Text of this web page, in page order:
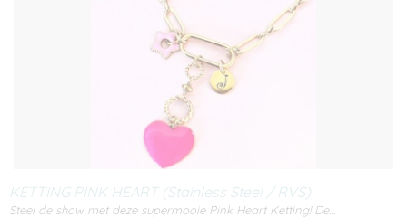
KETTING PINK HEART (Stainless Steel / RVS)
Steel de show met deze supermooie Pink Heart Ketting! De…